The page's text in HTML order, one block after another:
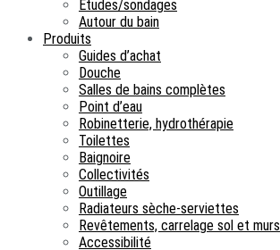
Etudes/sondages
Autour du bain
Produits
Guides d’achat
Douche
Salles de bains complètes
Point d’eau
Robinetterie, hydrothérapie
Toilettes
Baignoire
Collectivités
Outillage
Radiateurs sèche-serviettes
Revêtements, carrelage sol et murs
Accessibilité